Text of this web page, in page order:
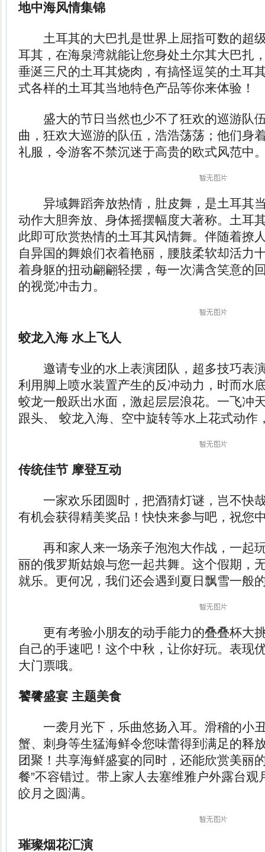
地中海风情集锦
土耳其的大巴扎是世界上屈指可数的超
耳其，在海泉湾就能让您身处土尔其大巴扎
垂涎三尺的土耳其烧肉，有搞怪逗笑的土耳
式各样的土耳其当地特色产品等你来体验！
盛大的节日当然也少不了狂欢的巡游队
曲，狂欢大巡游的队伍，浩浩荡荡；他们身
礼服，令游客不禁沉迷于高贵的欧式风范中
异域舞蹈奔放热情，肚皮舞，是土耳其
动作大胆奔放、身体摇摆幅度大著称。土耳
此即可欣赏热情的土耳其风情舞。伴随着撩
自异国的舞娘们衣着艳丽，腰肢柔软却活力
着身躯的扭动翩翩轻摆，每一次满含笑意的
的视觉冲击力。
蛟龙入海 水上飞人
邀请专业的水上表演团队，超多技巧表
利用脚上喷水装置产生的反冲动力，时而水
蛟龙一般跃出水面，激起层层浪花。一飞冲
跟头、 蛟龙入海、空中旋转等水上花式动作
传统佳节 摩登互动
一家欢乐团圆时，把酒猜灯谜，岂不快
有机会获得精美奖品！快快来参与吧，祝您
再和家人来一场亲子泡泡大作战，一起
丽的俄罗斯姑娘与您一起共舞。这个假期，
就乐。更何况，我们还会遇到夏日飘雪一般
更有考验小朋友的动手能力的叠叠杯大
自己的手速吧！这个中秋，让你好玩。表现
大门票哦。
饕餮盛宴 主题美食
一袭月光下，乐曲悠扬入耳。滑稽的小
蟹、刺身等生猛海鲜令您味蕾得到满足的释
团聚！共享海鲜盛宴的同时，还能欣赏美丽
餐”不容错过。带上家人去塞维雅户外露台
皎月之圆满。
璀璨烟花汇演